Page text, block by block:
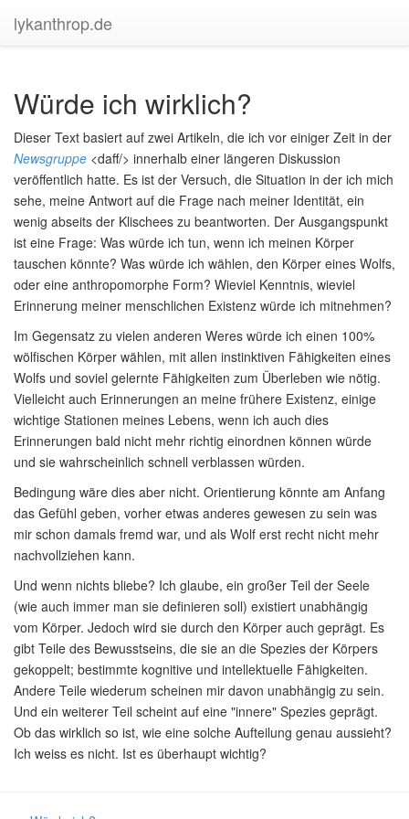
lykanthrop.de
Würde ich wirklich?
Dieser Text basiert auf zwei Artikeln, die ich vor einiger Zeit in der
Newsgruppe <daff/> innerhalb einer längeren Diskussion
veröffentlich hatte. Es ist der Versuch, die Situation in der ich mich
sehe, meine Antwort auf die Frage nach meiner Identität, ein
wenig abseits der Klischees zu beantworten. Der Ausgangspunkt
ist eine Frage: Was würde ich tun, wenn ich meinen Körper
tauschen könnte? Was würde ich wählen, den Körper eines Wolfs,
oder eine anthropomorphe Form? Wieviel Kenntnis, wieviel
Erinnerung meiner menschlichen Existenz würde ich mitnehmen?
Im Gegensatz zu vielen anderen Weres würde ich einen 100%
wölfischen Körper wählen, mit allen instinktiven Fähigkeiten eines
Wolfs und soviel gelernte Fähigkeiten zum Überleben wie nötig.
Vielleicht auch Erinnerungen an meine frühere Existenz, einige
wichtige Stationen meines Lebens, wenn ich auch dies
Erinnerungen bald nicht mehr richtig einordnen können würde
und sie wahrscheinlich schnell verblassen würden.
Bedingung wäre dies aber nicht. Orientierung könnte am Anfang
das Gefühl geben, vorher etwas anderes gewesen zu sein was
mir schon damals fremd war, und als Wolf erst recht nicht mehr
nachvollziehen kann.
Und wenn nichts bliebe? Ich glaube, ein großer Teil der Seele
(wie auch immer man sie definieren soll) existiert unabhängig
vom Körper. Jedoch wird sie durch den Körper auch geprägt. Es
gibt Teile des Bewusstseins, die sie an die Spezies der Körpers
gekoppelt; bestimmte kognitive und intellektuelle Fähigkeiten.
Andere Teile wiederum scheinen mir davon unabhängig zu sein.
Und ein weiterer Teil scheint auf eine "innere" Spezies geprägt.
Ob das wirklich so ist, wie eine solche Aufteilung genau aussieht?
Ich weiss es nicht. Ist es überhaupt wichtig?